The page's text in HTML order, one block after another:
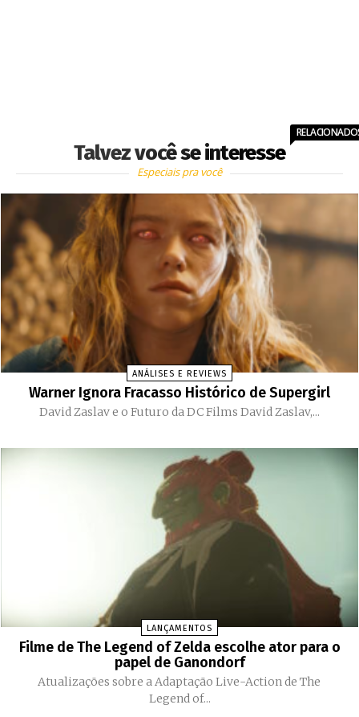
Talvez você se interesse
Especiais pra você
ANÁLISES E REVIEWS
Warner Ignora Fracasso Histórico de Supergirl
David Zaslav e o Futuro da DC Films David Zaslav,...
LANÇAMENTOS
Filme de The Legend of Zelda escolhe ator para o
papel de Ganondorf
Atualizações sobre a Adaptação Live-Action de The
Legend of...